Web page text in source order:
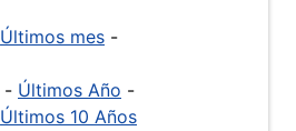
Últimos mes -
- Últimos Año -
Últimos 10 Años